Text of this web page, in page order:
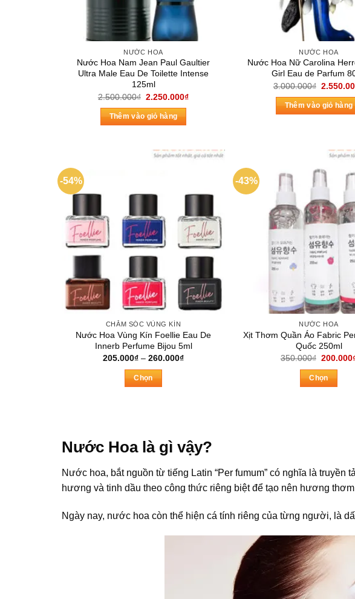
NƯỚC HOA
Nước Hoa Nam Jean Paul Gaultier
Ultra Male Eau De Toilette Intense
125ml
2.500.000₫ Giá
là:
2.500.000₫.
2.250.000₫Giá
Thêm vào giỏ hàng
NƯỚC HOA
Nước Hoa Nữ Carolina
Girl Eau de Parfum
3.000.000₫ Giá
là:
Thêm vào giỏ hàng
-54%
CHĂM SÓC VÙNG KÍN
Nước Hoa Vùng Kín Foellie Eau De
Innerb Perfume Bijou 5ml
205.000₫ – 260.000₫Khoảng
Chọn
nhiều
thể.
Các
chọn
-43%
NƯỚC HOA
Xịt Thơm Quần Áo Fabric
Quốc 250ml
350.000₫ Giá
là:
350.000₫.
200.000
Chọn
thể.
Các
chọn
thể
chọn
Nước Hoa là gì vậy?
Nước hoa, bắt nguồn từ tiếng Latin “Per fumum” có nghĩa là truyền
hương và tinh dầu theo công thức riêng biệt để tạo nên hương
Ngày nay, nước hoa còn thể hiện cá tính riêng của từng người, là